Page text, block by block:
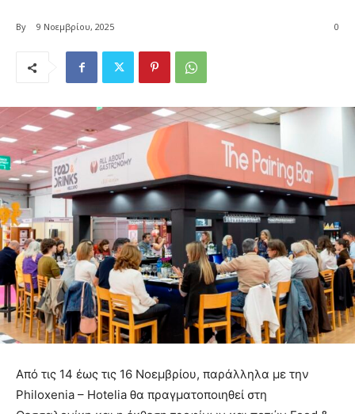
By 9 Νοεμβρίου, 2025 0
Από τις 14 έως τις 16 Νοεμβρίου, παράλληλα με την
Philoxenia – Hotelia θα πραγματοποιηθεί στη